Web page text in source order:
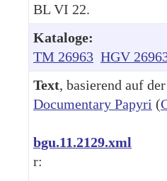
BL VI 22.
Kataloge:
TM 26963 HGV
Text, basierend auf der
Documentary Papyri (
bgu.11.2129.xml
r: